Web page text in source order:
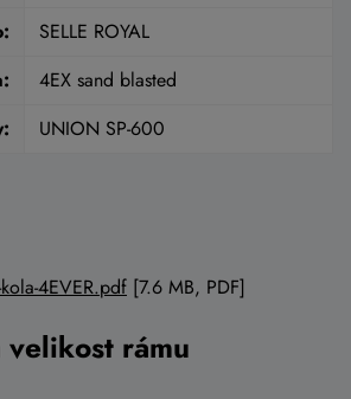
SELLE ROYAL
4EX sand blasted
UNION SP-600
4EVER.pdf [7.6 MB, PDF]
rámu